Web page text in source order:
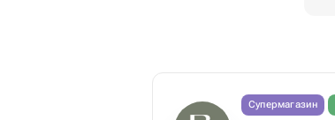
Супермагазин